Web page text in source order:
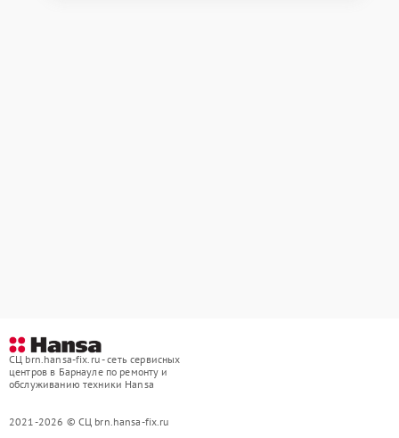
СЦ brn.hansa-fix.ru - сеть сервисных
центров в Барнауле по ремонту и
обслуживанию техники Hansa
2021-2026 © СЦ brn.hansa-fix.ru